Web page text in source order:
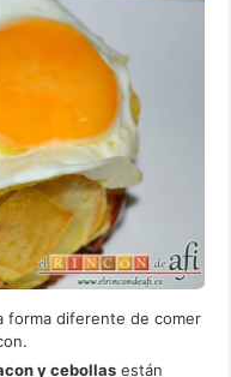
forma diferente de comer
y cebollas están